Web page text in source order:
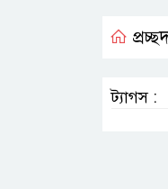
ট্যাগস :